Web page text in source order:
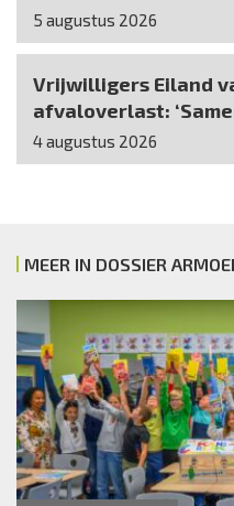
5 augustus 2026
Vrijwilligers Eiland
afvaloverlast:
4 augustus 2026
MEER IN DOSSIER